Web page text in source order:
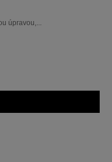
úpravou,...